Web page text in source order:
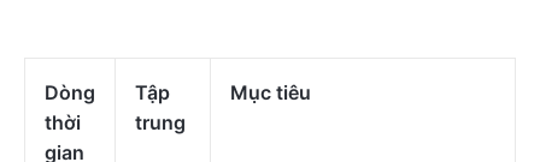
Dòng
thời
gian
Tập
trung
Mục tiêu